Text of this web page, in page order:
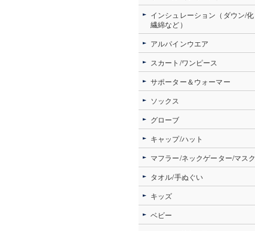
インシュレーション（ダウン/化
繊綿など）
アルパインウエア
スカート/ワンピース
サポーター＆ウォーマー
ソックス
グローブ
キャップ/ハット
マフラー/ネックゲーター/マスク
タオル/手ぬぐい
キッズ
ベビー